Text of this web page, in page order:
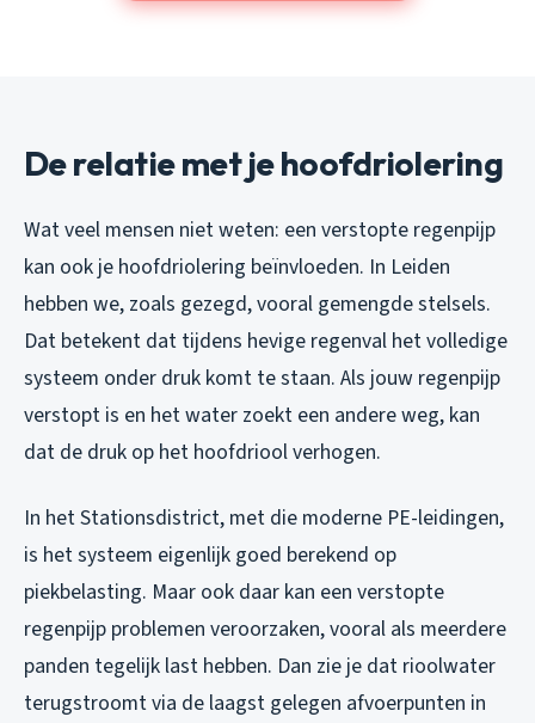
De relatie met je hoofdriolering
Wat veel mensen niet weten: een verstopte regenpijp
kan ook je hoofdriolering beïnvloeden. In Leiden
hebben we, zoals gezegd, vooral gemengde stelsels.
Dat betekent dat tijdens hevige regenval het volledige
systeem onder druk komt te staan. Als jouw regenpijp
verstopt is en het water zoekt een andere weg, kan
dat de druk op het hoofdriool verhogen.
In het Stationsdistrict, met die moderne PE-leidingen,
is het systeem eigenlijk goed berekend op
piekbelasting. Maar ook daar kan een verstopte
regenpijp problemen veroorzaken, vooral als meerdere
panden tegelijk last hebben. Dan zie je dat rioolwater
terugstroomt via de laagst gelegen afvoerpunten in